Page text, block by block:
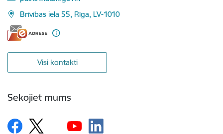
Brīvības iela 55, Rīga, LV-1010
Visi kontakti
Sekojiet mums